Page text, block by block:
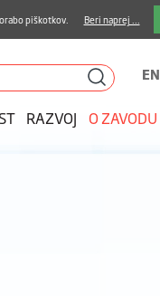
in varnost
E-pošta
EN
RAZVOJ O ZAVODU
piškotkov. Beri naprej ...